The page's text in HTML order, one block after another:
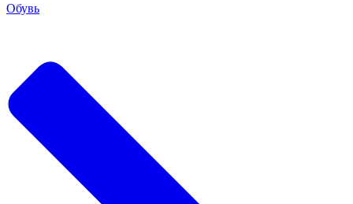
Обувь